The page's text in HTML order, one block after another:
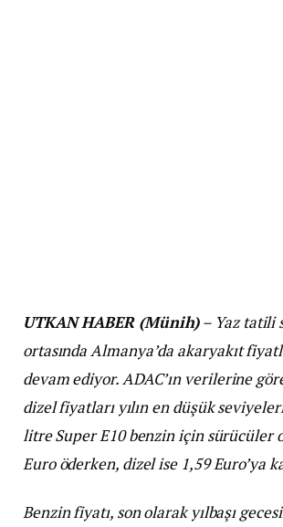
UTKAN HABER (Münih)– Yaz tatili
ortasında Almanya’da akaryakıt
devam ediyor. ADAC’ın verilerine
dizel fiyatları yılın en düşük
litre Super E10 benzin için sürücüler
Euro öderken, dizel ise 1,59 Euro’ya
Benzin fiyatı, son olarak yılbaşı